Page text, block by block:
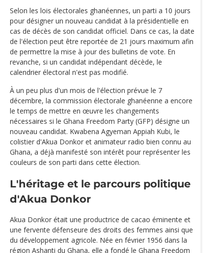
Selon les lois électorales ghanéennes, un parti a 10 jours
pour désigner un nouveau candidat à la présidentielle en
cas de décès de son candidat officiel. Dans ce cas, la date
de l'élection peut être reportée de 21 jours maximum afin
de permettre la mise à jour des bulletins de vote. En
revanche, si un candidat indépendant décède, le
calendrier électoral n'est pas modifié.
À un peu plus d'un mois de l'élection prévue le 7
décembre, la commission électorale ghanéenne a encore
le temps de mettre en œuvre les changements
nécessaires si le Ghana Freedom Party (GFP) désigne un
nouveau candidat. Kwabena Agyeman Appiah Kubi, le
colistier d'Akua Donkor et animateur radio bien connu au
Ghana, a déjà manifesté son intérêt pour représenter les
couleurs de son parti dans cette élection.
L'héritage et le parcours politique
d'Akua Donkor
Akua Donkor était une productrice de cacao éminente et
une fervente défenseure des droits des femmes ainsi que
du développement agricole. Née en février 1956 dans la
région Ashanti du Ghana, elle a fondé le Ghana Freedom